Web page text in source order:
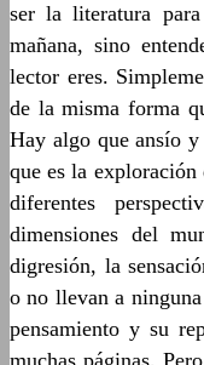
ser la literatura
mañana, sino
lector eres.
de la misma forma
Hay algo que ansío
que es la exploración
diferentes
dimensiones del
digresión, la
o no llevan a
pensamiento y su
muchas páginas.